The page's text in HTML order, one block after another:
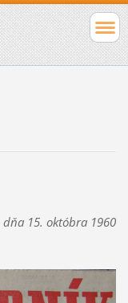
15. októbra 1960